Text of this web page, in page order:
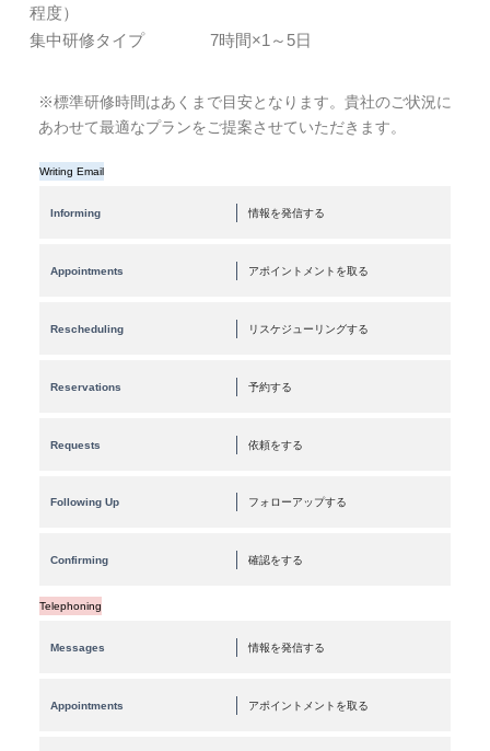
程度）
集中研修タイプ 7時間×1～5日
※標準研修時間はあくまで目安となります。貴社のご状況に
あわせて最適なプランをご提案させていただきます。
Writing Email
Informing 情報を発信する
Appointments アポイントメントを取る
Rescheduling リスケジューリングする
Reservations 予約する
Requests 依頼をする
Following Up フォローアップする
Confirming 確認をする
Telephoning
Messages 情報を発信する
Appointments アポイントメントを取る